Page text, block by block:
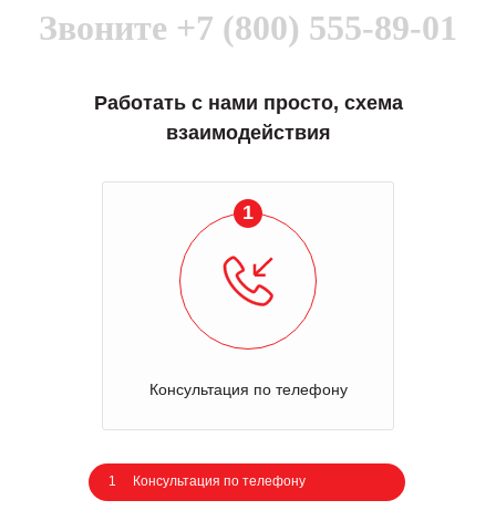
Звоните +7 (800) 555-89-01
Работать с нами просто, схема
взаимодействия
1
Консультация по телефону
1 Консультация по телефону